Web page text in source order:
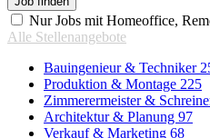
Nur Jobs mit Homeoffice,
Alle Stellenangebote
Bauingenieur & Techniker
Produktion & Montage 225
Zimmerermeister &
Architektur & Planung 97
Verkauf & Marketing 68